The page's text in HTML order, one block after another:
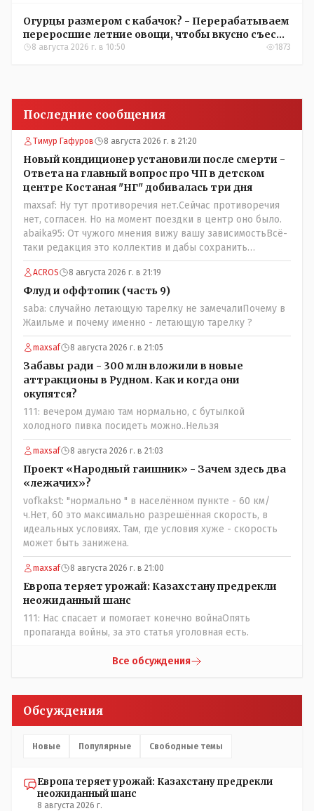
Огурцы размером с кабачок? - Перерабатываем
переросшие летние овощи, чтобы вкусно съесть
зимой
8 августа 2026 г. в 10:50 1873
Последние сообщения
Тимур Гафуров 8 августа 2026 г. в 21:20
Новый кондиционер установили после смерти -
Ответа на главный вопрос про ЧП в детском
центре Костаная "НГ" добивалась три дня
maxsaf: Ну тут противоречия нет.Сейчас противоречия
нет, согласен. Но на момент поездки в центр оно было.
abaika95: От чужого мнения вижу вашу зависимостьВсё-
таки редакция это коллектив и дабы сохранить
профессиональное лицо можно было бы и указать
Общественному объединению на не корректность
высказываний о вас в том тоне в котором была та
публикация.В комментарии от ОО было и мнение, и
факт. На мнение я ответил там же. В том же тоне
отвечать не намерен, но акценты расставил. А вот факт
нужно было проверить. Что мы и сделали. И если это вы
называете зависимостью, то у меня другое
представление об этом термине.
ACROS 8 августа 2026 г. в 21:19
Флуд и оффтопик (часть 9)
saba: случайно летающую тарелку не замечалиПочему в
Жаильме и почему именно - летающую тарелку ?
maxsaf 8 августа 2026 г. в 21:05
Забавы ради - 300 млн вложили в новые
аттракционы в Рудном. Как и когда они
окупятся?
111: вечером думаю там нормально, с бутылкой
холодного пивка посидеть можно..Нельзя
maxsaf 8 августа 2026 г. в 21:03
Проект «Народный гаишник» - Зачем здесь два
«лежачих»?
vofkakst: "нормально " в населённом пункте - 60 км/
ч.Нет, 60 это максимально разрешённая скорость, в
идеальных условиях. Там, где условия хуже - скорость
может быть занижена.
maxsaf 8 августа 2026 г. в 21:00
Европа теряет урожай: Казахстану предрекли
неожиданный шанс
111: Нас спасает и помогает конечно войнаОпять
пропаганда войны, за это статья уголовная есть.
Все обсуждения
Обсуждения
Новые Популярные Свободные темы
Европа теряет урожай: Казахстану предрекли
неожиданный шанс
8 августа 2026 г.